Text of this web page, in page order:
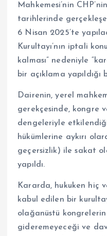
Mahkemesi’nin
tarihlerinde
6 Nisan 2025’te
Kurultayı’nın iptali
kalması” nedeniyle
bir açıklama yapıldığı
Dairenin, yerel
gerekçesinde, kongre
dengeleriyle
hükümlerine aykırı
geçersizlik) ile sakat
yapıldı.
Kararda, hukuken hiç
kabul edilen bir
olağanüstü
gideremeyeceği ve